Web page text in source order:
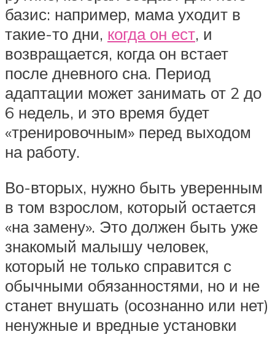
базис: например, мама уходит в
такие-то дни, когда он ест, и
возвращается, когда он встает
после дневного сна. Период
адаптации может занимать от 2 до
6 недель, и это время будет
«тренировочным» перед выходом
на работу.
Во-вторых, нужно быть уверенным
в том взрослом, который остается
«на замену». Это должен быть уже
знакомый малышу человек,
который не только справится с
обычными обязанностями, но и не
станет внушать (осознанно или нет)
ненужные и вредные установки